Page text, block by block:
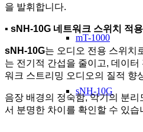
mT-1000
sNH-10G
을 발휘합니다.
▪ sNH-10G 네트워크 스위치 적용
sNH-10G는 오디오 전용 스위치
는 전기적 간섭을 줄이고, 데이
워크 스트리밍 오디오의 질적 향
음장 배경의 정숙함, 악기의 분리
서 분명한 차이를 확인할 수 있습